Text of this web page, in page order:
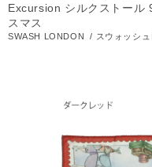
Excursion シルクストール
スマス
SWASH LONDON / スウォッシ